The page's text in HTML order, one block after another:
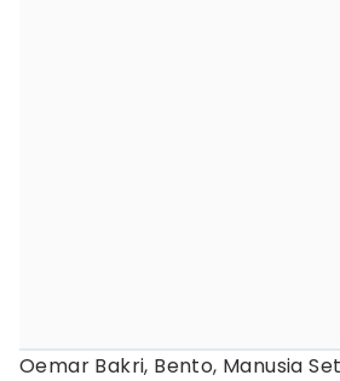
Oemar Bakri, Bento, Manusia